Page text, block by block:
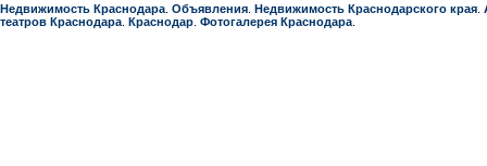
Недвижимость Краснодара Объявления Недвижимость Краснодарcкого края
театров Краснодара Краснодар Фотогалерея Краснодара